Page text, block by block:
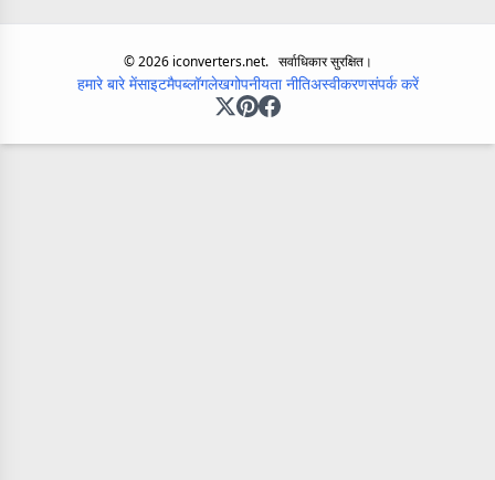
©2026iconverters.net. सर्वाधिकार सुरक्षित।
हमारे बारे मेंसाइटमैपब्लॉगलेखगोपनीयता नीतिअस्वीकरणसंपर्क करें